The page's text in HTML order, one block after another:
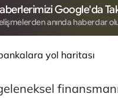
Google'da
anında haberdar